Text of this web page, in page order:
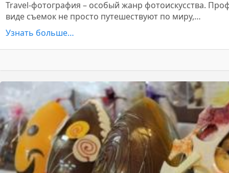
Travel-фотография – особый жанр фотоискусства.
виде съемок не просто путешествуют по миру,…
Узнать больше…